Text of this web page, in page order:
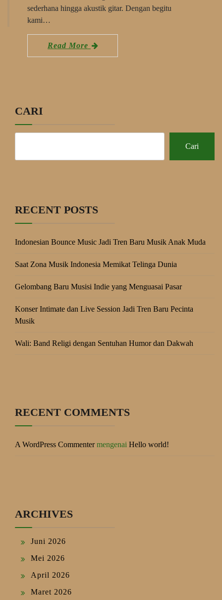
sederhana hingga akustik gitar. Dengan begitu
kami…
Read More
CARI
Cari
RECENT POSTS
Indonesian Bounce Music Jadi Tren Baru Musik Anak Muda
Saat Zona Musik Indonesia Memikat Telinga Dunia
Gelombang Baru Musisi Indie yang Menguasai Pasar
Konser Intimate dan Live Session Jadi Tren Baru Pecinta
Musik
Wali: Band Religi dengan Sentuhan Humor dan Dakwah
RECENT COMMENTS
A WordPress Commentermengenai Hello world!
ARCHIVES
Juni 2026
Mei 2026
April 2026
Maret 2026